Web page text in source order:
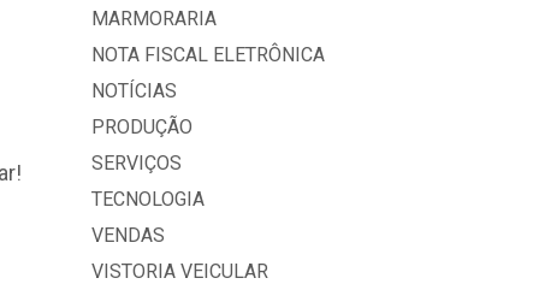
MARMORARIA
NOTA FISCAL ELETRÔNICA
NOTÍCIAS
PRODUÇÃO
SERVIÇOS
TECNOLOGIA
VENDAS
VISTORIA VEICULAR